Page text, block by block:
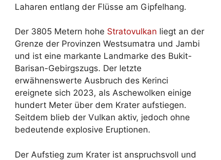
Laharen entlang der Flüsse am Gipfelhang.
Der 3805 Metern hohe Stratovulkan liegt an der
Grenze der Provinzen Westsumatra und Jambi
und ist eine markante Landmarke des Bukit-
Barisan-Gebirgszugs. Der letzte
erwähnenswerte Ausbruch des Kerinci
ereignete sich 2023, als Aschewolken einige
hundert Meter über dem Krater aufstiegen.
Seitdem blieb der Vulkan aktiv, jedoch ohne
bedeutende explosive Eruptionen.
Der Aufstieg zum Krater ist anspruchsvoll und